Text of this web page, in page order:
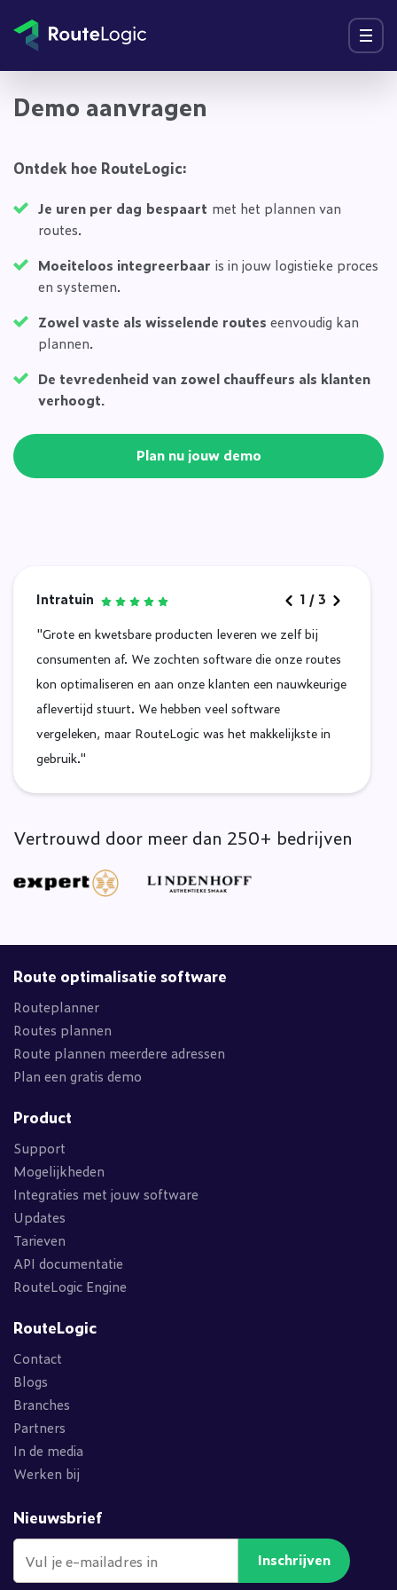
Menu
Demo aanvragen
Ontdek hoe RouteLogic:
Je uren per dag bespaart met het plannen van
routes.
Moeiteloos integreerbaar is in jouw logistieke proces
en systemen.
Zowel vaste als wisselende routes eenvoudig kan
plannen.
De tevredenheid van zowel chauffeurs als klanten
verhoogt.
Plan nu jouw demo
Intratuin 1 / 3
"Grote en kwetsbare producten leveren we zelf bij
consumenten af. We zochten software die onze routes
kon optimaliseren en aan onze klanten een nauwkeurige
aflevertijd stuurt. We hebben veel software
vergeleken, maar RouteLogic was het makkelijkste in
gebruik."
Vertrouwd door meer dan 250+ bedrijven
Route optimalisatie software
Routeplanner
Routes plannen
Route plannen meerdere adressen
Plan een gratis demo
Product
Support
Mogelijkheden
Integraties met jouw software
Updates
Tarieven
API documentatie
RouteLogic Engine
RouteLogic
Contact
Blogs
Branches
Partners
In de media
Werken bij
Nieuwsbrief
Inschrijven